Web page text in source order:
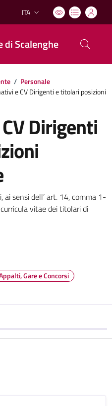
Lingua attiva:
ITA
di Scalenghe
/ Personale
e CV Dirigenti e titolari posizioni
Dirigenti
ai sensi dell’ art. 14, comma 1-
vitae dei titolari di
Gare e Concorsi